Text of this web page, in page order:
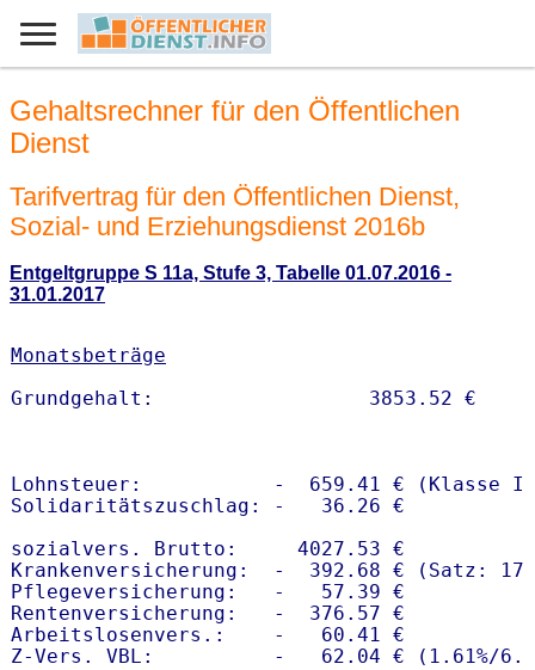
Gehaltsrechner für den Öffentlichen
Dienst
Tarifvertrag für den Öffentlichen Dienst,
Sozial- und Erziehungsdienst 2016b
Entgeltgruppe S 11a, Stufe 3, Tabelle 01.07.2016 -
31.01.2017
Monatsbeträge
Lohnsteuer:           -  659.41 € (Klasse I)
Solidaritätszuschlag: -   36.26 €
sozialvers. Brutto:     4027.53 €
Krankenversicherung:  -  392.68 € (Satz:
Pflegeversicherung:   -   57.39 €
Rentenversicherung:   -  376.57 €
Arbeitslosenvers.:    -   60.41 €
Z-Vers. VBL:          -   62.04 € ( 1.61%/